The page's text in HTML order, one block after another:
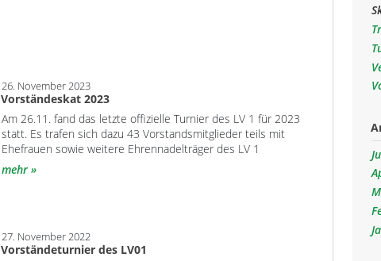
26. November 2023
Vorständeskat 2023
Am 26.11. fand das letzte offizielle Turnier des LV 1 für 2023
statt. Es trafen sich dazu 43 Vorstandsmitglieder teils mit
Ehefrauen sowie weitere Ehrennadelträger des LV 1
mehr
27. November 2022
Vorständeturnier des LV01